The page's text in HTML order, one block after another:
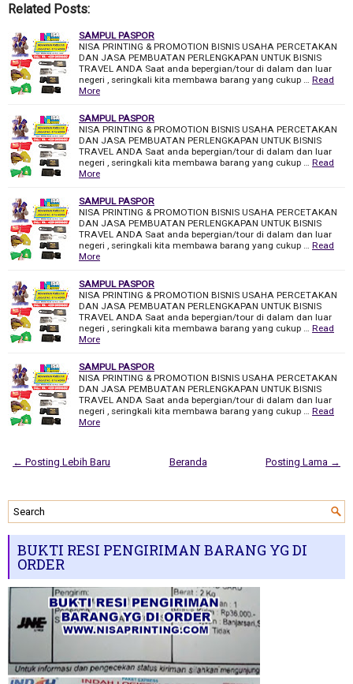
Related Posts:
SAMPUL PASPOR
NISA PRINTING & PROMOTION BISNIS USAHA PERCETAKAN
DAN JASA PEMBUATAN PERLENGKAPAN UNTUK BISNIS
TRAVEL ANDA Saat anda bepergian/tour di dalam dan luar
negeri , seringkali kita membawa barang yang cukup …
Read
More
SAMPUL PASPOR
NISA PRINTING & PROMOTION BISNIS USAHA PERCETAKAN
DAN JASA PEMBUATAN PERLENGKAPAN UNTUK BISNIS
TRAVEL ANDA Saat anda bepergian/tour di dalam dan luar
negeri , seringkali kita membawa barang yang cukup …
Read
More
SAMPUL PASPOR
NISA PRINTING & PROMOTION BISNIS USAHA PERCETAKAN
DAN JASA PEMBUATAN PERLENGKAPAN UNTUK BISNIS
TRAVEL ANDA Saat anda bepergian/tour di dalam dan luar
negeri , seringkali kita membawa barang yang cukup …
Read
More
SAMPUL PASPOR
NISA PRINTING & PROMOTION BISNIS USAHA PERCETAKAN
DAN JASA PEMBUATAN PERLENGKAPAN UNTUK BISNIS
TRAVEL ANDA Saat anda bepergian/tour di dalam dan luar
negeri , seringkali kita membawa barang yang cukup …
Read
More
SAMPUL PASPOR
NISA PRINTING & PROMOTION BISNIS USAHA PERCETAKAN
DAN JASA PEMBUATAN PERLENGKAPAN UNTUK BISNIS
TRAVEL ANDA Saat anda bepergian/tour di dalam dan luar
negeri , seringkali kita membawa barang yang cukup …
Read
More
← Posting Lebih Baru Posting Lama →
Beranda
BUKTI RESI PENGIRIMAN BARANG YG DI
ORDER